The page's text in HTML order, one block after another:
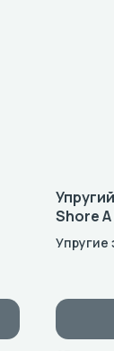
Shore A
Упругие